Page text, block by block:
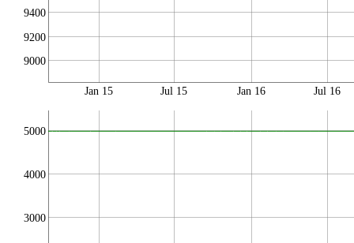
9000
9200
9400
Jan 15 Jul 15 Jan 16 Jul 16
3000
4000
5000